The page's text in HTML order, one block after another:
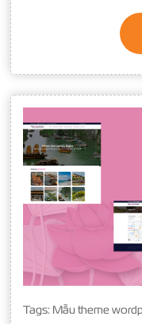
Tags: Mẫu theme